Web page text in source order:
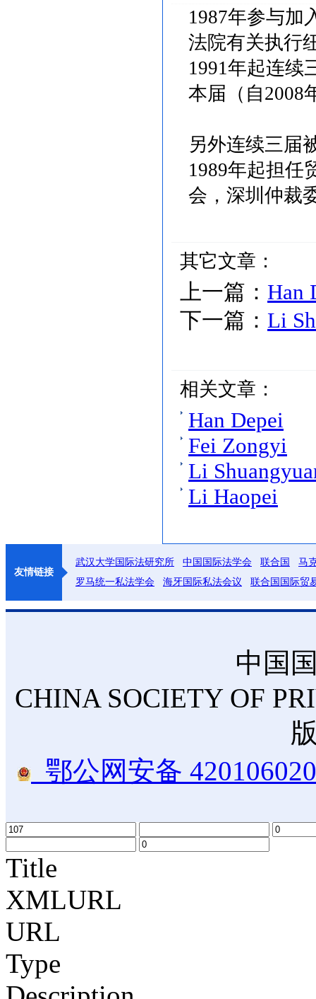
1987年参与加
法院有关执行
1991年起连续
本届（自2008
另外连续三届
1989年起担任
会，深圳仲裁
其它文章：
上一篇： Han
下一篇： Li
相关文章：
Han Depei
Fei Zongyi
Li
Li Haopei
友情链接
武汉大学国际法研究所 中国国际法学会 联合国
马
罗马统一私法学会
海牙国际私法会议 联合国国际贸
中国
CHINA SOCIETY OF
鄂公网安备
Title
XMLURL
URL
Type